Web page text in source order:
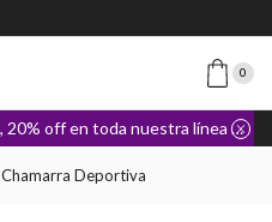
0
Descuentos Especiales de 10, 20% off en toda nuestra línea de Ropa
Chamarra Deportiva